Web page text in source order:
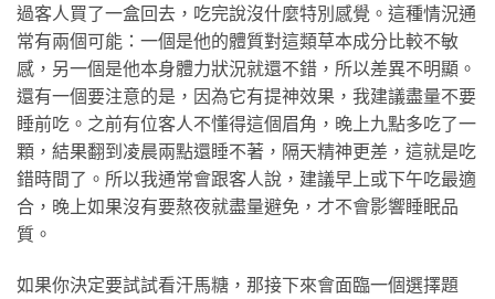
過客人買了一盒回去，吃完說沒什麼特別感覺。這種情況通
常有兩個可能：一個是他的體質對這類草本成分比較不敏
感，另一個是他本身體力狀況就還不錯，所以差異不明顯。
還有一個要注意的是，因為它有提神效果，我建議盡量不要
睡前吃。之前有位客人不懂得這個眉角，晚上九點多吃了一
顆，結果翻到凌晨兩點還睡不著，隔天精神更差，這就是吃
錯時間了。所以我通常會跟客人說，建議早上或下午吃最適
合，晚上如果沒有要熬夜就盡量避免，才不會影響睡眠品
質。
如果你決定要試試看汗馬糖，那接下來會面臨一個選擇題